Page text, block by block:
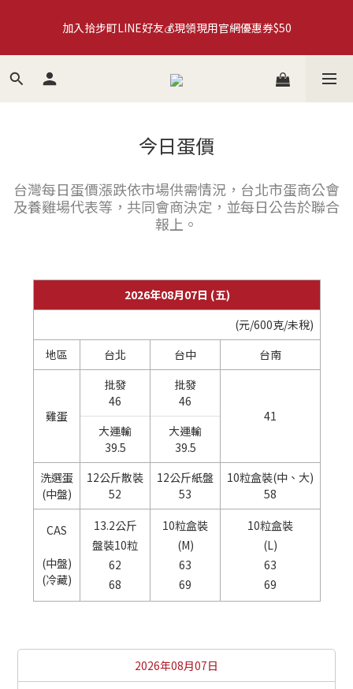
加入拾步町LINE好友💰現領現用官網優惠券$50
$590免運
《more...》
加入拾步町LINE好友💰現領現用官網優惠券$50
今日蛋價
台灣每日蛋價漲跌依市場供需情況，台北市蛋商公會
及養雞場代表等，共同會商決定，並每日公告於聯合
報上。
2026年08月07日 (五)
(元/600克/未稅)
地區
台北 台中 台南
雞蛋
批發
46
批發
46
41
大運輸
39.5
大運輸
39.5
洗選蛋
(中盤)
12公斤散裝
52
12公斤紙盤
53
10粒盒裝(中、大)
58
CAS
(中盤)
(冷藏)
13.2公斤
盤裝10粒
62
68
10粒盒裝
(M)
63
69
10粒盒裝
(L)
63
69
2026年08月07日